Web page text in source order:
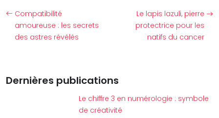
Compatibilité
amoureuse : les secrets
des astres révélés
Le lapis lazuli, pierre
protectrice pour les
natifs du cancer
Dernières publications
Le chiffre 3 en numérologie : symbole
de créativité